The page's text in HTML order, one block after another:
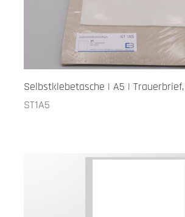
Selbstklebetasche | A5 |
ST1A5